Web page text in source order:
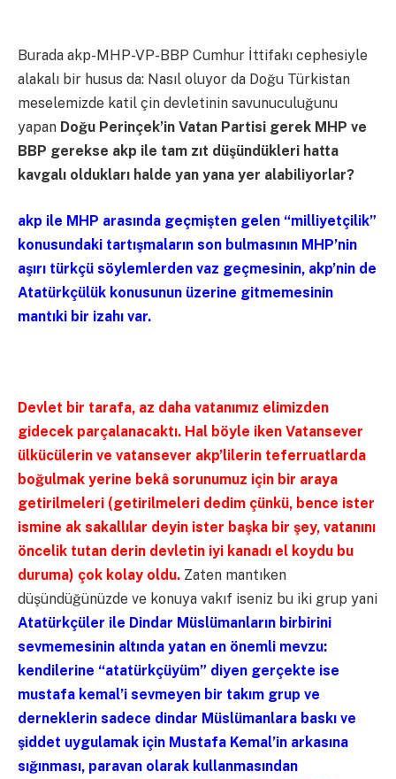
Burada akp-MHP-VP-BBP Cumhur İttifakı cephesiyle
alakalı bir husus da: Nasıl oluyor da Doğu Türkistan
meselemizde katil çin devletinin savunuculuğunu
yapan Doğu Perinçek’in Vatan Partisi gerek MHP ve
BBP gerekse akp ile tam zıt düşündükleri hatta
kavgalı oldukları halde yan yana yer alabiliyorlar?
akp ile MHP arasında geçmişten gelen “milliyetçilik”
konusundaki tartışmaların son bulmasının MHP’nin
aşırı türkçü söylemlerden vaz geçmesinin, akp’nin de
Atatürkçülük konusunun üzerine gitmemesinin
mantıki bir izahı var.
Devlet bir tarafa, az daha vatanımız elimizden
gidecek parçalanacaktı. Hal böyle iken Vatansever
ülkücülerin ve vatansever akp’lilerin teferruatlarda
boğulmak yerine bekâ sorunumuz için bir araya
getirilmeleri (getirilmeleri dedim çünkü, bence ister
ismine ak sakallılar deyin ister başka bir şey, vatanını
öncelik tutan derin devletin iyi kanadı el koydu bu
duruma) çok kolay oldu. Zaten mantıken
düşündüğünüzde ve konuya vakıf iseniz bu iki grup yani
Atatürkçüler ile Dindar Müslümanların birbirini
sevmemesinin altında yatan en önemli mevzu:
kendilerine “atatürkçüyüm” diyen gerçekte ise
mustafa kemal’i sevmeyen bir takım grup ve
derneklerin sadece dindar Müslümanlara baskı ve
şiddet uygulamak için Mustafa Kemal’in arkasına
sığınması, paravan olarak kullanmasından